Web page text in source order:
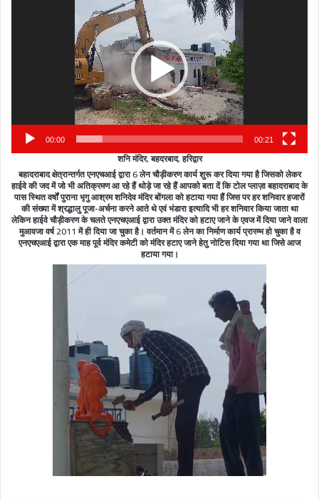
00:00 00:21
शनि मंदिर, बहदरबाद, हरिद्वार
बहादराबाद क्षेत्रान्तर्गत एनएचआई द्वारा 6 लेन चौड़ीकरण कार्य शुरू कर दिया गया है जिसको लेकर
हाईवे की जद में जो भी अतिक्रमण आ रहे हैं थोड़े जा रहे हैं आपको बता दें कि टोल प्लाज़ा बहादराबाद के
पास स्थित वर्षों पुराना भृगु आश्रम शनिदेव मंदिर बोंगला को हटाया गया हैं जिस पर हर शनिवार हजारों
की संख्या में श्रद्धालु पूजा-अर्चना करने आते थे एवं भंडारा इत्यादि भी हर शनिवार किया जाता था
लेकिन हाईवे चौड़ीकरण के चलते एनएचएआई द्वारा उक्त मंदिर को हटाए जाने के एवज में दिया जाने वाला
मुआवजा वर्ष 2011 में ही दिया जा चुका है। वर्तमान में 6 लेन का निर्माण कार्य प्रारम्भ हो चुका है व
एनएचएआई द्वारा एक माह पूर्व मंदिर कमेटी को मंदिर हटाए जाने हेतु नोटिस दिया गया था जिसे आज
हटाया गया।